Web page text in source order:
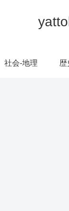
社会-地理 歴